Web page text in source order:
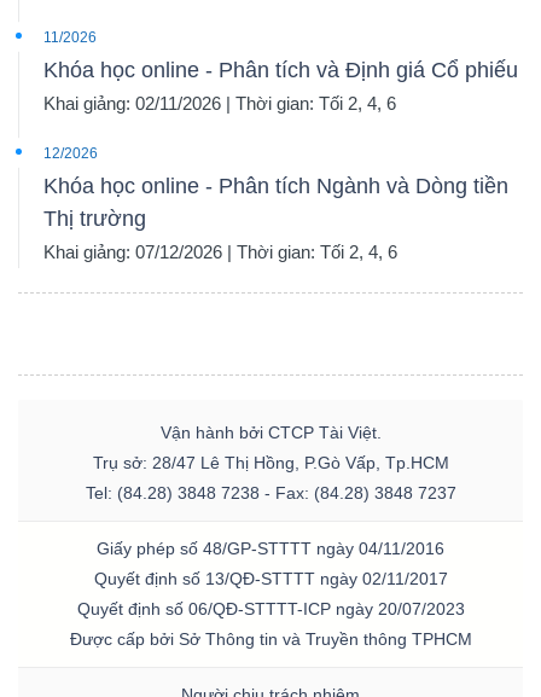
11/2026
Khóa học online - Phân tích và Định giá Cổ phiếu
Khai giảng: 02/11/2026 | Thời gian: Tối 2, 4, 6
12/2026
Khóa học online - Phân tích Ngành và Dòng tiền
Thị trường
Khai giảng: 07/12/2026 | Thời gian: Tối 2, 4, 6
Vận hành bởi CTCP Tài Việt.
Trụ sở: 28/47 Lê Thị Hồng, P.Gò Vấp, Tp.HCM
Tel: (84.28) 3848 7238 - Fax: (84.28) 3848 7237
Giấy phép số 48/GP-STTTT ngày 04/11/2016
Quyết định số 13/QĐ-STTTT ngày 02/11/2017
Quyết định số 06/QĐ-STTTT-ICP ngày 20/07/2023
Được cấp bởi Sở Thông tin và Truyền thông TPHCM